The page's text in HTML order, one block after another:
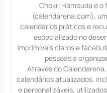
Chokri Hamouda é o
(calendarena.com),
calendários práticos e
especializado no
imprimíveis claros e fáceis
pessoas a
Através do
calendários atualizados,
e personalizáveis,